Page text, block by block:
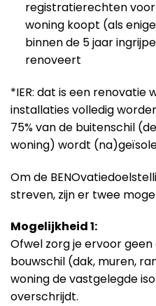
registratierechten
woning koopt (als
binnen de 5 jaar
renoveert
*IER: dat is een renovatie
installaties volledig
75% van de buitenschil
woning) wordt
Om de
streven, zijn er twee
Mogelijkheid 1:
Ofwel zorg je ervoor
bouwschil (dak, muren,
woning de vastgelegde
overschrijdt.